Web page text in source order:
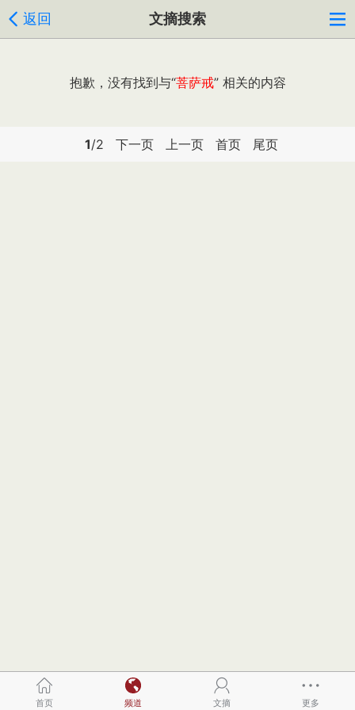
返回 文摘搜索
抱歉，没有找到与“菩萨戒” 相关的内容
1/2 下一页 上一页 首页 尾页
首页 频道 文摘 更多